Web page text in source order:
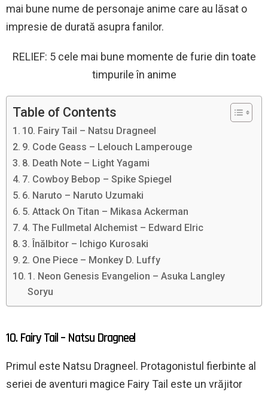
mai bune nume de personaje anime care au lăsat o
impresie de durată asupra fanilor.
RELIEF: 5 cele mai bune momente de furie din toate
timpurile în anime
Table of Contents
10. Fairy Tail – Natsu Dragneel
9. Code Geass – Lelouch Lamperouge
8. Death Note – Light Yagami
7. Cowboy Bebop – Spike Spiegel
6. Naruto – Naruto Uzumaki
5. Attack On Titan – Mikasa Ackerman
4. The Fullmetal Alchemist – Edward Elric
3. Înălbitor – Ichigo Kurosaki
2. One Piece – Monkey D. Luffy
1. Neon Genesis Evangelion – Asuka Langley
Soryu
10. Fairy Tail – Natsu Dragneel
Primul este Natsu Dragneel. Protagonistul fierbinte al
seriei de aventuri magice Fairy Tail este un vrăjitor